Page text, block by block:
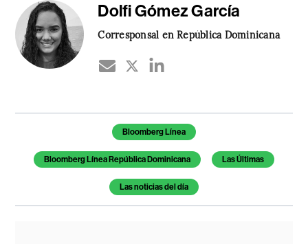
Dolfi Gómez García
Corresponsal en República Dominicana
Temas de este artículoBloomberg Línea
Bloomberg Línea República Dominicana Las Últimas
Las noticias del día